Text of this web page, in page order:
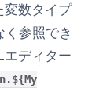
変数タイプ
参照でき
エディター